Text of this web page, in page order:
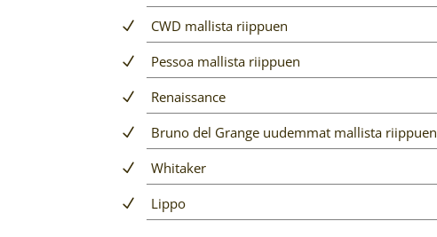
CWD mallista riippuen
Pessoa mallista riippuen
Renaissance
Bruno del Grange uudemmat mallista riippuen
Whitaker
Lippo